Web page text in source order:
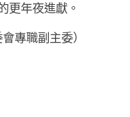
更年夜進獻。
專職副主委）